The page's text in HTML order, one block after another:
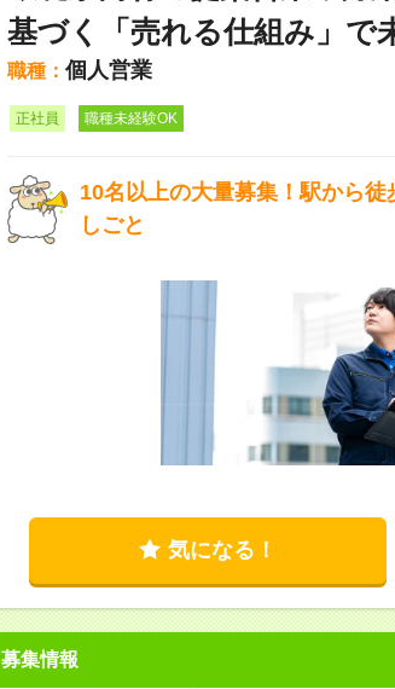
基づく「売れる仕組み」で
職種： 個人営業
正社員 職種未経験OK
10名以上の大量募集！駅から
しごと
気になる！
募集情報